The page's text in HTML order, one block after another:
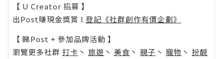
【 U Creator 招募 】
出Post賺現金獎賞 l 登記《社群創作有價企劃》
【 睇Post + 參加品牌活動 】
瀏覽更多社群 打卡 丶 旅遊 丶 美食 丶 親子 丶 寵物 丶 扮靚